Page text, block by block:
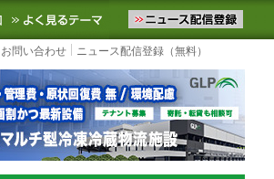
ュースをお届けします。物流ニュース
お気に入りに追加 よく見るテーマ
問い合わせ ニュース配信登録（無料）